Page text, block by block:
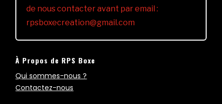
de nous contacter avant par email :
rpsboxecreation@gmail.com
À Propos de RPS Boxe
Qui sommes-nous ?
Contactez-nous